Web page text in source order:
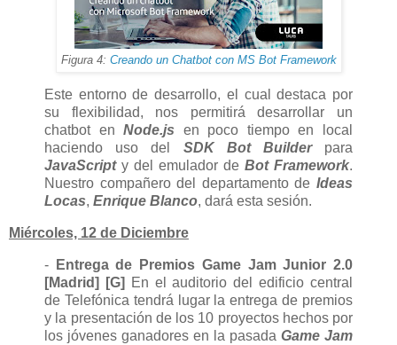
Figura 4: Creando un Chatbot con MS Bot Framework
Este entorno de desarrollo, el cual destaca por
su flexibilidad, nos permitirá desarrollar un
chatbot enNode.js en poco tiempo en local
haciendo uso del SDK Bot Builderpara
JavaScripty del emulador de Bot Framework.
Nuestro compañero del departamento de Ideas
Locas, Enrique Blanco, dará esta sesión.
Miércoles, 12 de Diciembre
-
Entrega de Premios Game Jam Junior 2.0
[Madrid] [G]
En el auditorio del edificio central
de Telefónica tendrá lugar la entrega de premios
y la presentación de los 10 proyectos hechos por
los jóvenes ganadores en la pasada Game Jam